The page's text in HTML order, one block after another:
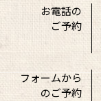
お電話の
ご予約
フォームから
のご予約